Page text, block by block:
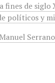
de
políticos y
Manuel Serrano